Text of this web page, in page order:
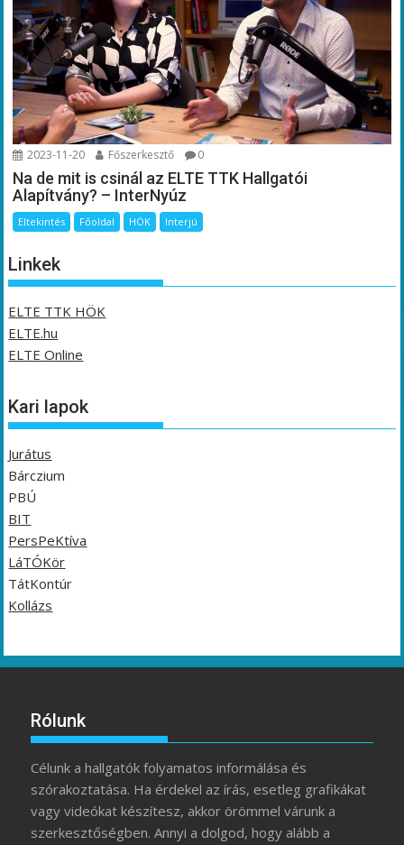
2023-11-20 Főszerkesztő 0
Na de mit is csinál az ELTE TTK Hallgatói
Alapítvány? – InterNyúz
Eltekintés Főoldal HÖK Interjú
Linkek
ELTE TTK HÖK
ELTE.hu
ELTE Online
Kari lapok
Jurátus
Bárczium
PBÚ
BIT
PersPeKtíva
LáTÓKör
TátKontúr
Kollázs
Rólunk
Célunk a hallgatók folyamatos informálása és
szórakoztatása. Ha érdekel az írás, esetleg grafikákat
vagy videókat készítesz, akkor örömmel várunk a
szerkesztőségben. Annyi a dolgod, hogy alább a